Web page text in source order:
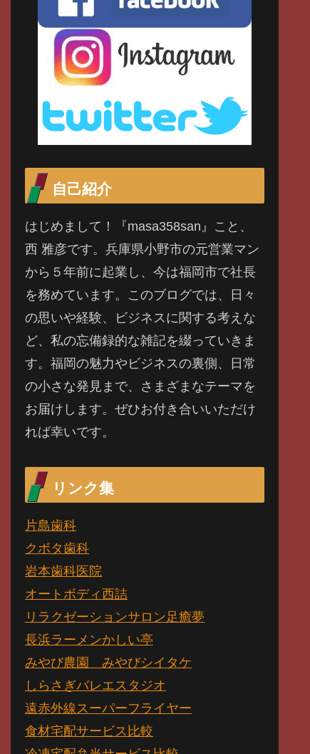
自己紹介
はじめまして！『masa358san』こと、
西 雅彦です。兵庫県小野市の元営業マン
から５年前に起業し、今は福岡市で社長
を務めています。このブログでは、日々
の思いや経験、ビジネスに関する考えな
ど、私の忘備録的な雑記を綴っていきま
す。福岡の魅力やビジネスの裏側、日常
の小さな発見まで、さまざまなテーマを
お届けします。ぜひお付き合いいただけ
れば幸いです。
リンク集
片島歯科
クボタ歯科
岩本歯科医院
オートボディ西詰
リラクゼーションサロン足癒夢
長浜ラーメンかしい亭
みやび農園 みやびシイタケ
しらさぎバレエスタジオ
遠赤外線スーパーフライヤー
食材宅配サービス比較